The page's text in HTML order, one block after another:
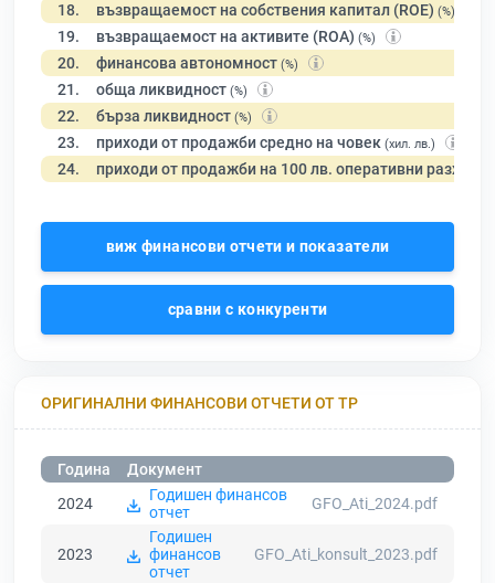
18. възвращаемост на собствения капитал (ROE) (%)
19. възвращаемост на активите (ROA) (%)
20. финансова автономност (%)
21. обща ликвидност (%)
22. бърза ликвидност (%)
23. приходи от продажби средно на човек (хил. лв.)
24. приходи от продажби на 100 лв. оперативни разходи
виж финансови отчети и показатели
сравни с конкуренти
ОРИГИНАЛНИ ФИНАНСОВИ ОТЧЕТИ ОТ ТР
Година
Документ
2024
Годишен финансов
отчет
GFO_Ati_2024.pdf
2023
Годишен
финансов
отчет
GFO_Ati_konsult_2023.pdf